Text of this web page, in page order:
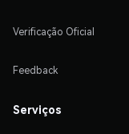
Verificação Oficial
Feedback
Serviços